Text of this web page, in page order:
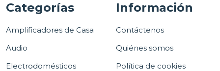
Categorías
Amplificadores de Casa
Audio
Electrodomésticos
Información
Contáctenos
Quiénes somos
Política de cookies